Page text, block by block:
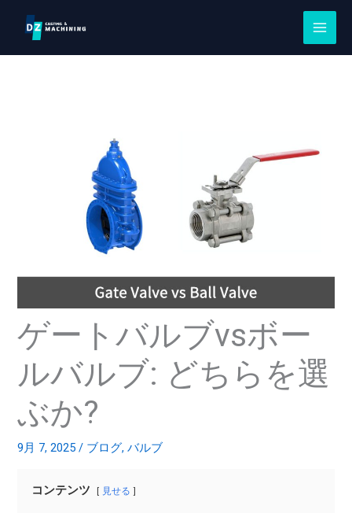
テ
ゲートバルブvsボー
ルバルブ: どちらを選
ぶか?
9月 7, 2025/ ブログ,バルブ
コンテンツ 見せる